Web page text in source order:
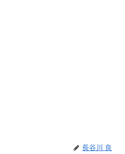
長谷川 良